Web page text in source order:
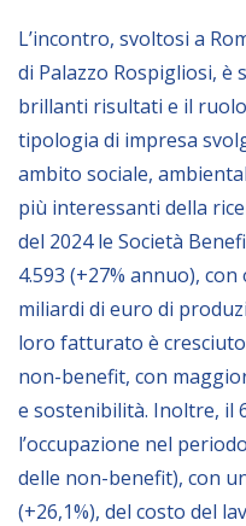
Empowerment
Giustizia e Sicurezza
EUROsociAL
EL PAcCTO
EUROFRONT
COPOLAD III
AL-INVEST Verde
MEDIA
Foto
Video
L’incontro, svoltosi a
di Palazzo Rospigliosi, è
brillanti risultati e il
tipologia di impresa
ambito sociale,
più interessanti della
del 2024 le Società
4.593 (+27% annuo),
miliardi di euro di
loro fatturato è cresciuto
non-benefit, con
e sostenibilità. Inoltre, il
l’occupazione nel
delle non-benefit), con
(+26,1%), del costo del